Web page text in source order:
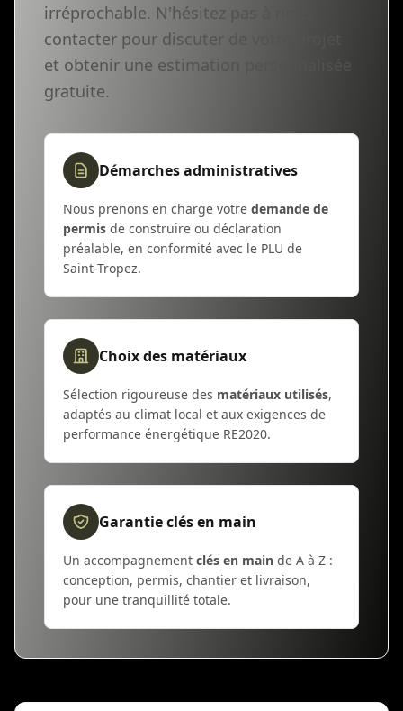
irréprochable. N'hésitez pas à nous
contacter pour discuter de votre projet
et obtenir une estimation personnalisée
gratuite.
Démarches administratives
Nous prenons en charge votre demande de
permis de construire ou déclaration
préalable, en conformité avec le PLU de
Saint-Tropez.
Choix des matériaux
Sélection rigoureuse des matériaux utilisés,
adaptés au climat local et aux exigences de
performance énergétique RE2020.
Garantie clés en main
Un accompagnement clés en main de A à Z :
conception, permis, chantier et livraison,
pour une tranquillité totale.